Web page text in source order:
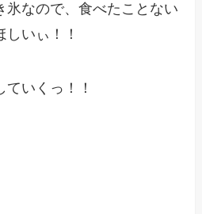
氷なので、食べたことない
いぃ！！
いくっ！！